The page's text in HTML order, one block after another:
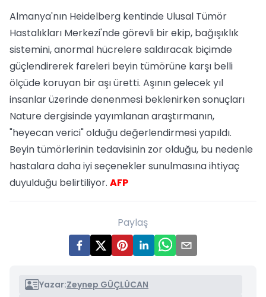
Almanya'nın Heidelberg kentinde Ulusal Tümör
Hastalıkları Merkezi'nde görevli bir ekip, bağışıklık
sistemini, anormal hücrelere saldıracak biçimde
güçlendirerek fareleri beyin tümörüne karşı belli
ölçüde koruyan bir aşı üretti. Aşının gelecek yıl
insanlar üzerinde denenmesi beklenirken sonuçları
Nature dergisinde yayımlanan araştırmanın,
"heyecan verici" olduğu değerlendirmesi yapıldı.
Beyin tümörlerinin tedavisinin zor olduğu, bu nedenle
hastalara daha iyi seçenekler sunulmasına ihtiyaç
duyulduğu belirtiliyor. AFP
Paylaş
Yazar:Zeynep GÜÇLÜCAN